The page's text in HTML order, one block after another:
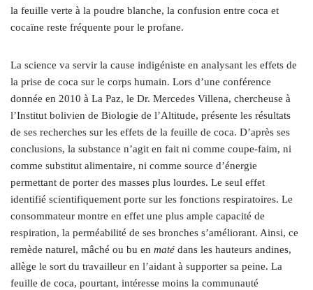
la feuille verte à la poudre blanche, la confusion entre coca et
cocaïne reste fréquente pour le profane.
La science va servir la cause indigéniste en analysant les effets de
la prise de coca sur le corps humain. Lors d’une conférence
donnée en 2010 à La Paz, le Dr. Mercedes Villena, chercheuse à
l’Institut bolivien de Biologie de l’Altitude, présente les résultats
de ses recherches sur les effets de la feuille de coca. D’après ses
conclusions, la substance n’agit en fait ni comme coupe-faim, ni
comme substitut alimentaire, ni comme source d’énergie
permettant de porter des masses plus lourdes. Le seul effet
identifié scientifiquement porte sur les fonctions respiratoires. Le
consommateur montre en effet une plus ample capacité de
respiration, la perméabilité de ses bronches s’améliorant. Ainsi, ce
remède naturel, mâché ou bu en maté dans les hauteurs andines,
allège le sort du travailleur en l’aidant à supporter sa peine. La
feuille de coca, pourtant, intéresse moins la communauté